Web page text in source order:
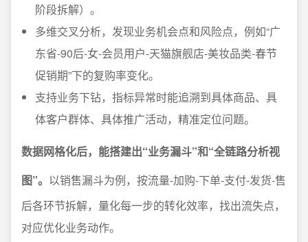
阶段拆解）。
多维交叉分析，发现业务机会点和风险点，例如“广
东省-90后-女-会员用户-天猫旗舰店-美妆品类-春节
促销期”下的复购率变化。
支持业务下钻，指标异常时能追溯到具体商品、具
体客户群体、具体推广活动，精准定位问题。
数据网格化后，能搭建出“业务漏斗”和“全链路分析视
图”。 以销售漏斗为例，按流量-加购-下单-支付-发货-售
后各环节拆解，量化每一步的转化效率，找出流失点，
对应优化业务动作。